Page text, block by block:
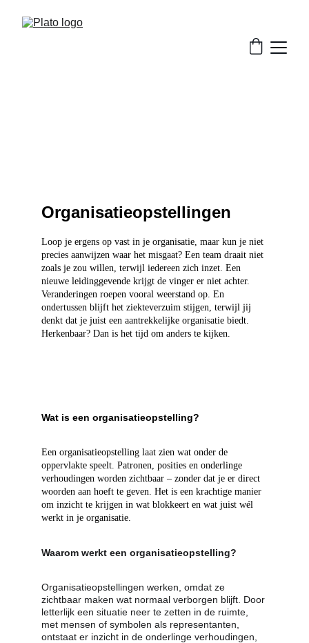
Organisatieopstellingen
Loop je ergens op vast in je organisatie, maar kun je niet
precies aanwijzen waar het misgaat? Een team draait niet
zoals je zou willen, terwijl iedereen zich inzet. Een
nieuwe leidinggevende krijgt de vinger er niet achter.
Veranderingen roepen vooral weerstand op. En
ondertussen blijft het ziekteverzuim stijgen, terwijl jij
denkt dat je juist een aantrekkelijke organisatie biedt.
Herkenbaar? Dan is het tijd om anders te kijken.
Wat is een organisatieopstelling?
Een organisatieopstelling laat zien wat onder de
oppervlakte speelt. Patronen, posities en onderlinge
verhoudingen worden zichtbaar – zonder dat je er direct
woorden aan hoeft te geven. Het is een krachtige manier
om inzicht te krijgen in wat blokkeert en wat juist wél
werkt in je organisatie.
Waarom werkt een organisatieopstelling?
Organisatieopstellingen werken, omdat ze
zichtbaar maken wat normaal verborgen blijft. Door
letterlijk een situatie neer te zetten in de ruimte,
met mensen of symbolen als representanten,
ontstaat er inzicht in de onderlinge verhoudingen,